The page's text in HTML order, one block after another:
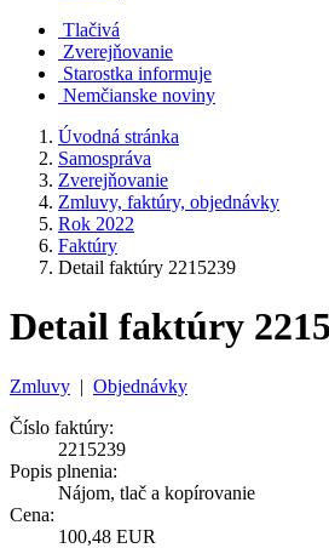
Tlačivá
Zverejňovanie
Starostka informuje
Nemčianske noviny
Úvodná stránka
Samospráva
Zverejňovanie
Zmluvy, faktúry, objednávky
Rok 2022
Faktúry
Detail faktúry 2215239
Detail faktúry
Zmluvy | Objednávky
Číslo faktúry:
2215239
Popis plnenia:
Nájom, tlač a kopírovanie
Cena:
100,48 EUR